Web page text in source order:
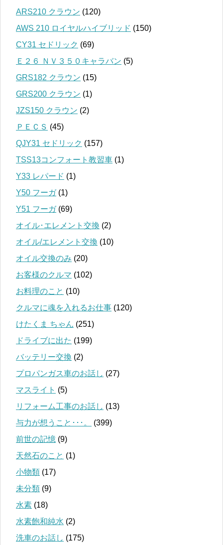
ARS210 クラウン (120)
AWS 210 ロイヤルハイブリッド (150)
CY31 セドリック (69)
Ｅ２６ ＮＶ３５０キャラバン (5)
GRS182 クラウン (15)
GRS200 クラウン (1)
JZS150 クラウン (2)
ＰＥＣＳ (45)
QJY31 セドリック (157)
TSS13コンフォート教習車 (1)
Y33 レパード (1)
Y50 フーガ(1)
Y51 フーガ(69)
オイル･エレメント交換 (2)
オイル/エレメント交換 (10)
オイル交換のみ (20)
お客様のクルマ (102)
お料理のこと (10)
クルマに魂を入れるお仕事 (120)
けたくま ちゃん (251)
ドライブに出た (199)
バッテリー交換 (2)
プロパンガス車のお話し (27)
マスライト (5)
リフォーム工事のお話し (13)
与力が想うこと･･･。
(399)
前世の記憶 (9)
天然石のこと (1)
小物類 (17)
未分類 (9)
水素 (18)
水素飽和純水 (2)
洗車のお話し (175)